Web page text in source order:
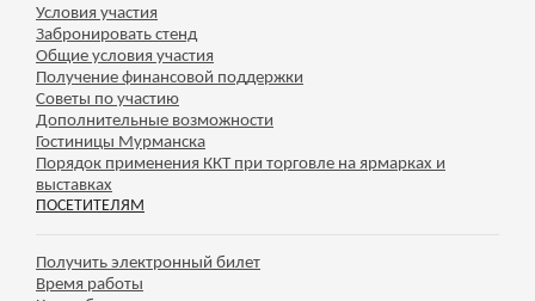
Условия участия
Забронировать стенд
Общие условия участия
Получение финансовой поддержки
Советы по участию
Дополнительные возможности
Гостиницы Мурманска
Порядок применения ККТ при торговле на ярмарках и
выставках
ПОСЕТИТЕЛЯМ
Получить электронный билет
Время работы